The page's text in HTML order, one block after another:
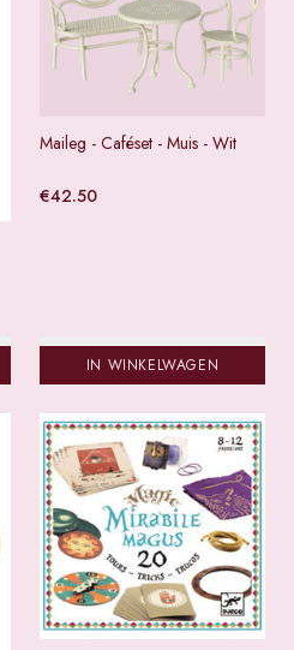
Maileg - Caféset - Muis - Wit
€42.50
IN WINKELWAGEN